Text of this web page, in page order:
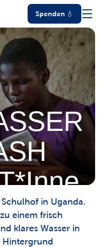
Spenden 💧
in Uganda.
einem frisch
klares Wasser in
Hintergrund